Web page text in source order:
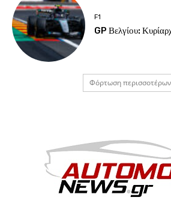
F1
GP Βελγίου:
Φόρτωση περισσοτέρων